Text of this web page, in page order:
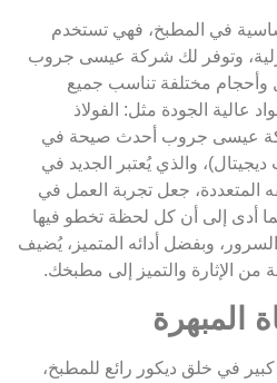
في المطبخ، فهي تستخدم
وتوفر لك شركة عيسى جروب
وأحجام مختلفة تناسب جميع
عالية الجودة مثل: الفولاذ
عيسى جروب أحدث صيحة في
والذي يُعتبر الجديد في
المتعددة، جعل تجربة العمل في
أدى إلى أن كل لحظة تخطو فيها
وبفضل أدائه المتميز، يُضيف
الإثارة والتميز إلى مطبخك.
المبهرة
في خلق ديكور رائع للمطبخ،